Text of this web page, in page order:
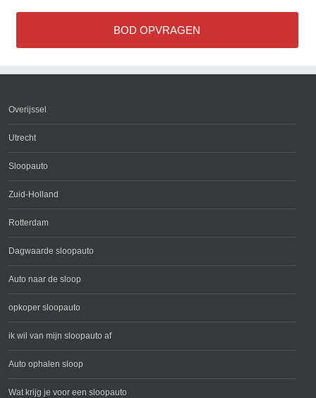
BOD OPVRAGEN
Overijssel
Utrecht
Sloopauto
Zuid-Holland
Rotterdam
Dagwaarde sloopauto
Auto naar de sloop
opkoper sloopauto
ik wil van mijn sloopauto af
Auto ophalen sloop
Wat krijg je voor een sloopauto